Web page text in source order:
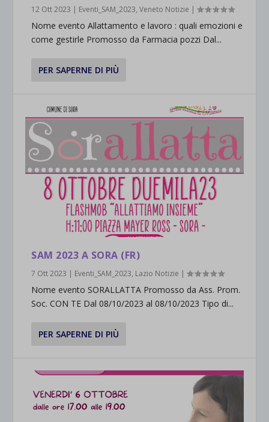
12 Ott 2023 | Eventi_SAM_2023,Veneto Notizie |
Nome evento Allattamento e lavoro : quali emozioni e
come gestirle Promosso da Farmacia pozzi Dal...
PER SAPERNE DI PIÙ
SAM 2023 A SORA (FR)
7 Ott 2023 | Eventi_SAM_2023, Lazio Notizie |
Nome evento SORALLATTA Promosso da Ass. Prom.
Soc. CON TE Dal 08/10/2023 al 08/10/2023 Tipo di...
PER SAPERNE DI PIÙ